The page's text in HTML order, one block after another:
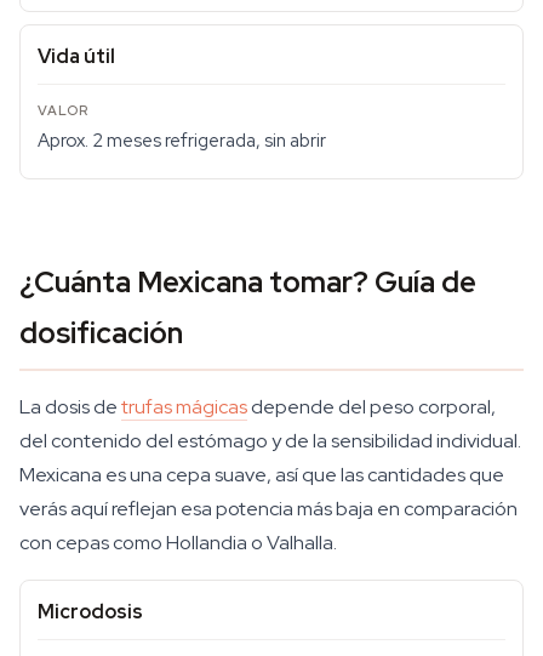
Vida útil
Aprox. 2 meses refrigerada, sin abrir
¿Cuánta Mexicana tomar? Guía de
dosificación
La dosis detrufas mágicasdepende del peso corporal,
del contenido del estómago y de la sensibilidad individual.
Mexicana es una cepa suave, así que las cantidades que
verás aquí reflejan esa potencia más baja en comparación
con cepas como Hollandia o Valhalla.
Microdosis